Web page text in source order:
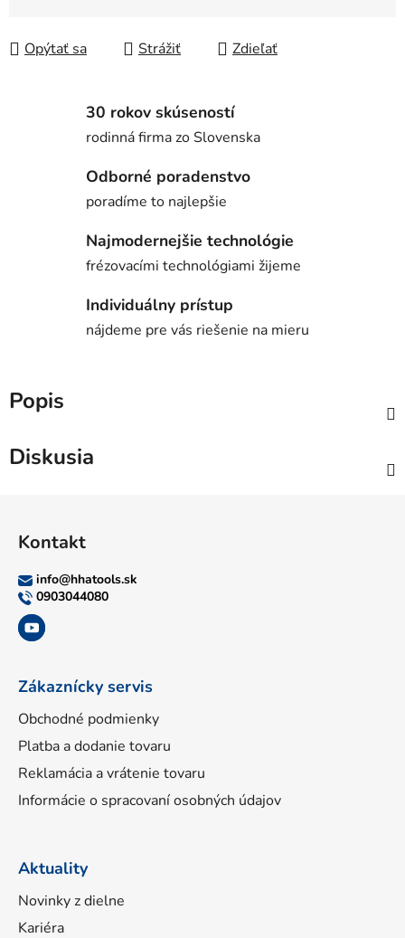
Opýtať sa Strážiť Zdieľať
30 rokov skúseností
rodinná firma zo Slovenska
Odborné poradenstvo
poradíme to najlepšie
Najmodernejšie technológie
frézovacími technológiami žijeme
Individuálny prístup
nájdeme pre vás riešenie na mieru
Popis
Diskusia
Kontakt
info@hhatools.sk
0903044080
Zákaznícky servis
Obchodné podmienky
Platba a dodanie tovaru
Reklamácia a vrátenie tovaru
Informácie o spracovaní osobných údajov
Aktuality
Novinky z dielne
Kariéra